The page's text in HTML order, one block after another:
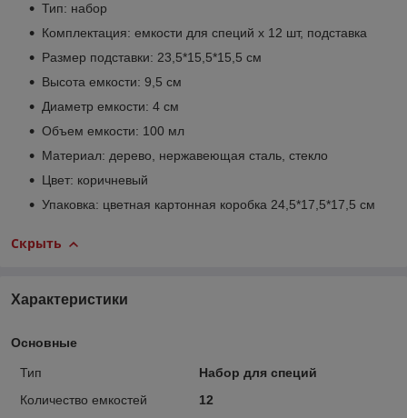
Тип: набор
Комплектация: емкости для специй х 12 шт, подставка
Размер подставки: 23,5*15,5*15,5 см
Высота емкости: 9,5 см
Диаметр емкости: 4 см
Объем емкости: 100 мл
Материал: дерево, нержавеющая сталь, стекло
Цвет: коричневый
Упаковка: цветная картонная коробка 24,5*17,5*17,5 см
Скрыть
Характеристики
Основные
Тип
Набор для специй
Количество емкостей
12